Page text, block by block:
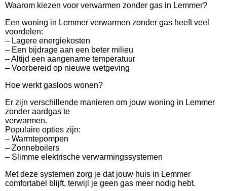
Waarom kiezen voor verwarmen zonder gas in Lemmer?
Een woning in Lemmer verwarmen zonder gas heeft veel
voordelen:
– Lagere energiekosten
– Een bijdrage aan een beter milieu
– Altijd een aangename temperatuur
– Voorbereid op nieuwe wetgeving
Hoe werkt gasloos wonen?
Er zijn verschillende manieren om jouw woning in Lemmer
zonder aardgas te
verwarmen.
Populaire opties zijn:
– Warmtepompen
– Zonneboilers
– Slimme elektrische verwarmingssystemen
Met deze systemen zorg je dat jouw huis in Lemmer
comfortabel blijft, terwijl je geen gas meer nodig hebt.